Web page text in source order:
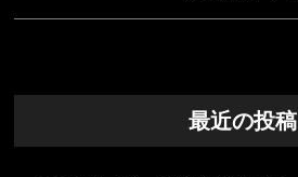
最近の投稿